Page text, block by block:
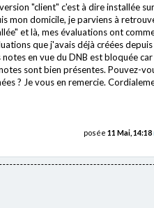
"client" c'est à dire installée
mon domicile, je parviens à
et là, mes évaluations ont
que j'avais déjà créées depuis
en vue du DNB est bloquée car
sont bien présentes. Pouvez-
? Je vous en remercie.
posée 11 Mai, 14:18